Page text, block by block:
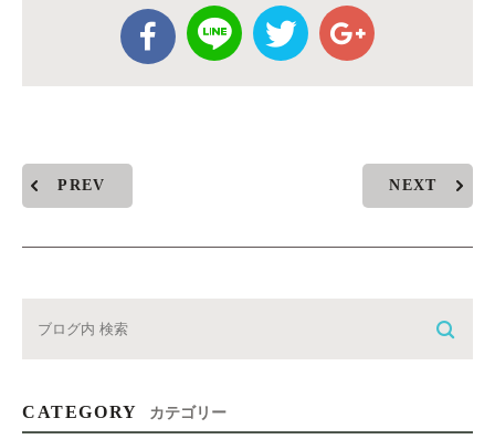
PREV NEXT
CATEGORY カテゴリー